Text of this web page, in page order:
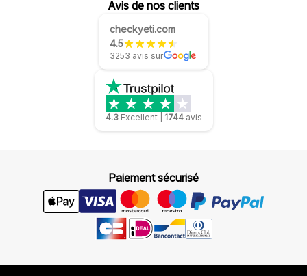
Avis de nos clients
checkyeti.com
4.5
3253 avis sur
4.3 Excellent| 1744 avis
Paiement sécurisé